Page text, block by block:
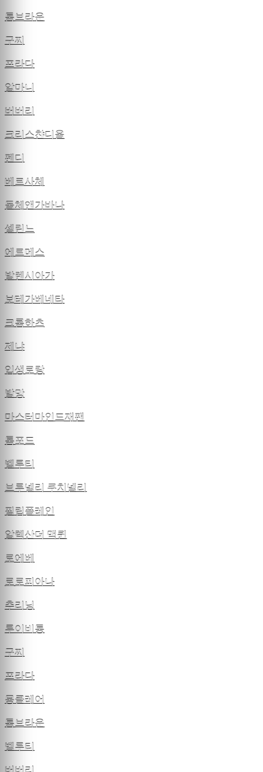
톰브라운
구찌
프라다
알마니
버버리
크리스챤디올
펜디
베르사체
돌체앤가바나
셀린느
에르메스
발렌시아가
보테가베네타
크롬하츠
제냐
입생로랑
발망
마스터마인드재팬
톰포드
벨루티
브루넬리 쿠치넬리
필립플레인
알렉산더 맥퀸
로에베
로로피아나
추리닝
루이비통
구찌
프라다
몽클레어
톰브라운
벨루티